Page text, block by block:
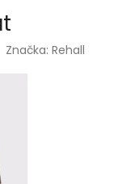
Značka:Rehall